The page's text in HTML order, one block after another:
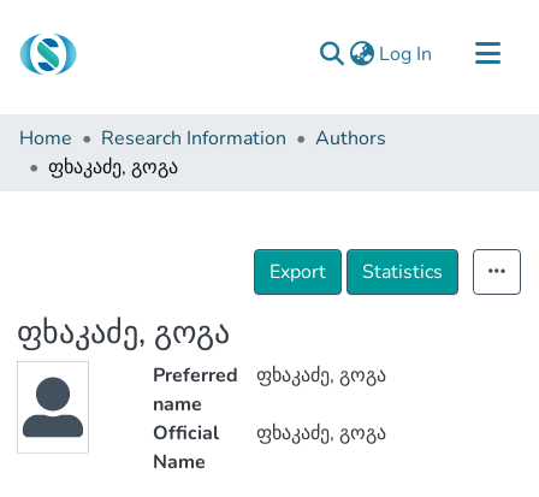
Log In (current)
Communities & Collections
Browse
Home Research Information
Authors
ფხაკაძე, გოგა
Export Statistics
ფხაკაძე, გოგა
Preferred
name
ფხაკაძე, გოგა
Official
Name
ფხაკაძე, გოგა